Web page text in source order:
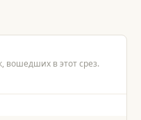
вошедших в этот срез.